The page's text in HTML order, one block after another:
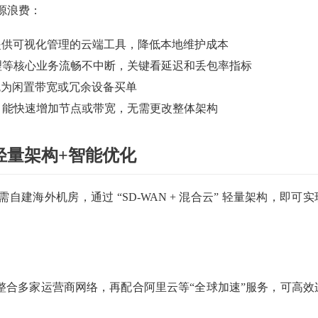
浪费：
可视化管理的云端工具，降低本地维护成本
核心业务流畅不中断，关键看延迟和丢包率指标
闲置带宽或冗余设备买单
快速增加节点或带宽，无需更改整体架构
量架构+智能优化
自建海外机房，通过 “SD-WAN + 混合云” 轻量架构，即可实
合多家运营商网络，再配合阿里云等“全球加速”服务，可高效